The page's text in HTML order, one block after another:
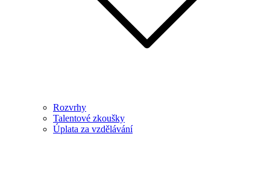
Rozvrhy
Talentové zkoušky
Úplata za vzdělávání